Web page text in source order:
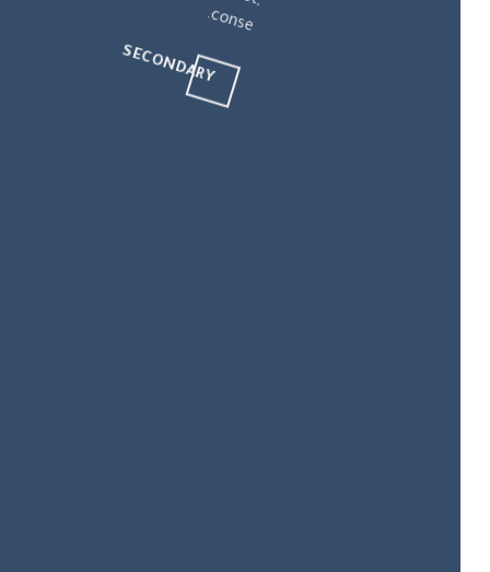
c
.
SECONDARY